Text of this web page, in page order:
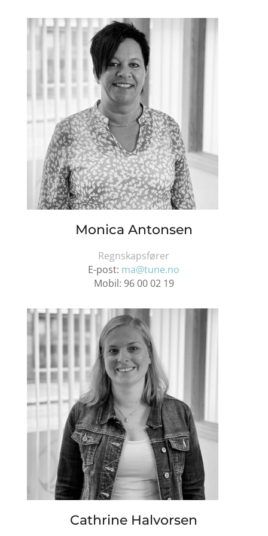
Monica Antonsen
Regnskapsfører
E-post: ma@tune.no
Mobil: 96 00 02 19
Cathrine Halvorsen